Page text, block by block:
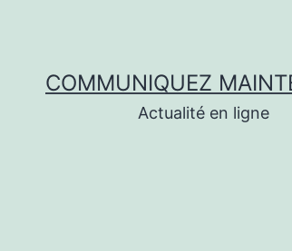
COMMUNIQUEZ
Actualité en ligne